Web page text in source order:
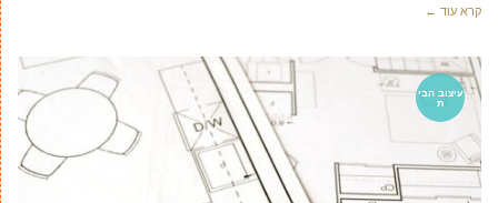
קרא עוד ←
עיצוב הבי
ת